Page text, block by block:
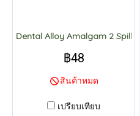
Dental Alloy Amalgam 2 Spill
฿48
สินค้าหมด
เปรียบเทียบ